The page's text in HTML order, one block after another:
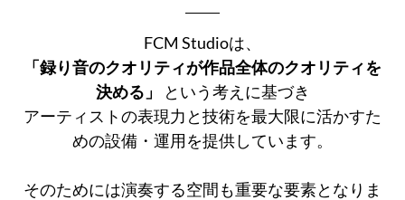
FCM Studioは、
「録り音のクオリティが作品全体のクオリティを
決める」
という考えに基づき
アーティストの表現力と技術を最大限に活かすた
めの設備・運用を提供しています。
そのためには演奏する空間も重要な要素となりま